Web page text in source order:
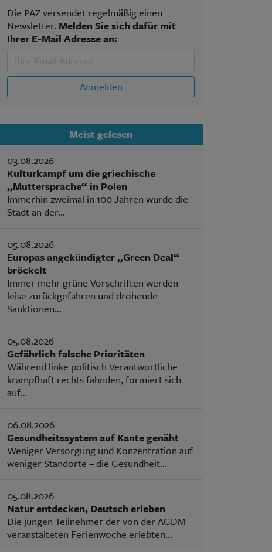
Die PAZ versendet regelmäßig einen
Newsletter. Melden Sie sich dafür mit
Ihrer E-Mail Adresse an:
Anmelden
Meist gelesen
03.08.2026
Kulturkampf um die griechische
„Muttersprache“ in Polen
Immerhin zweimal in 100 Jahren wurde die
Stadt an der...
05.08.2026
Europas angekündigter „Green Deal“
bröckelt
Immer mehr grüne Vorschriften werden
leise zurückgefahren und drohende
Sanktionen...
05.08.2026
Gefährlich falsche Prioritäten
Während linke politisch Verantwortliche
krampfhaft rechts fahnden, formiert sich
auf...
06.08.2026
Gesundheitssystem auf Kante genäht
Weniger Versorgung und Konzentration auf
weniger Standorte – die Gesundheit...
05.08.2026
Natur entdecken, Deutsch erleben
Die jungen Teilnehmer der von der AGDM
veranstalteten Ferienwoche erlebten...